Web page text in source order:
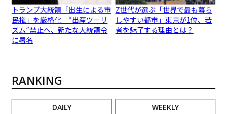
トランプ大統領「出生による市
民権」を厳格化 “出産ツーリ
ズム”禁止へ、新たな大統領令
に署名
Z世代が選ぶ「世界で最も暮ら
しやすい都市」東京が1位、若
者を魅了する理由とは？
RANKING
DAILY WEEKLY